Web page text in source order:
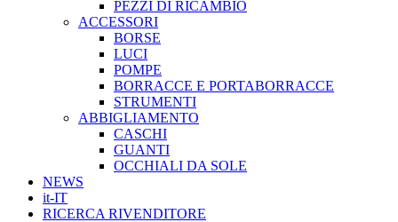
PEZZI DI RICAMBIO
ACCESSORI
BORSE
LUCI
POMPE
BORRACCE E PORTABORRACCE
STRUMENTI
ABBIGLIAMENTO
CASCHI
GUANTI
OCCHIALI DA SOLE
NEWS
it-IT
RICERCA RIVENDITORE